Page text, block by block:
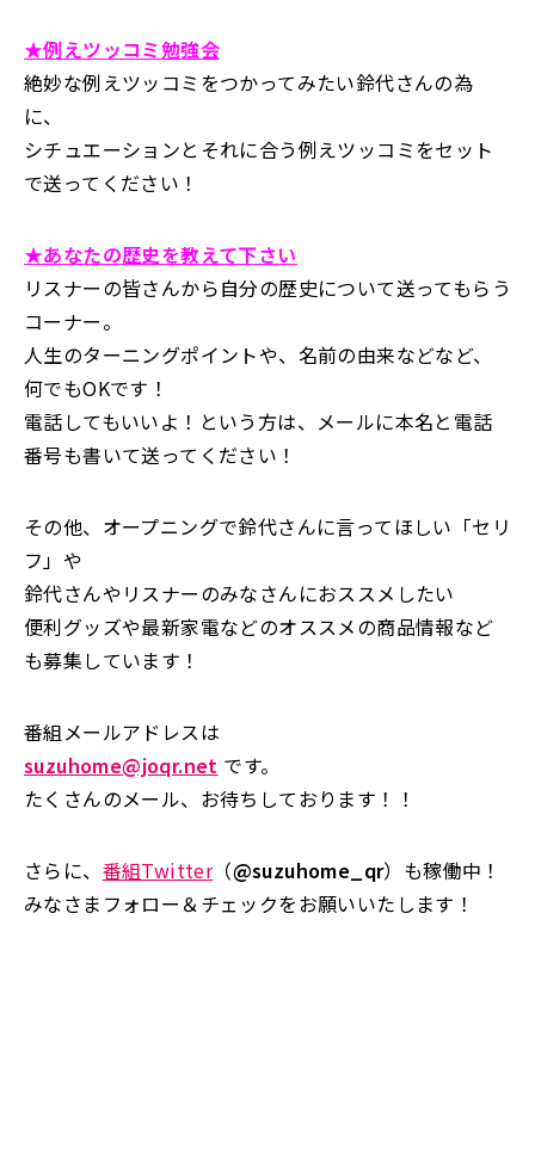
★例えツッコミ勉強会
絶妙な例えツッコミをつかってみたい鈴代さんの為
に、
シチュエーションとそれに合う例えツッコミをセット
で送ってください！
★あなたの歴史を教えて下さい
リスナーの皆さんから自分の歴史について送ってもらう
コーナー。
人生のターニングポイントや、名前の由来などなど、
何でもOKです！
電話してもいいよ！という方は、メールに本名と電話
番号も書いて送ってください！
その他、オープニングで鈴代さんに言ってほしい「セリ
フ」や
鈴代さんやリスナーのみなさんにおススメしたい
便利グッズや最新家電などのオススメの商品情報など
も募集しています！
番組メールアドレスは
suzuhome@joqr.net です。
たくさんのメール、お待ちしております！！
さらに、 番組Twitter（@suzuhome_qr）も稼働中！
みなさまフォロー＆チェックをお願いいたします！